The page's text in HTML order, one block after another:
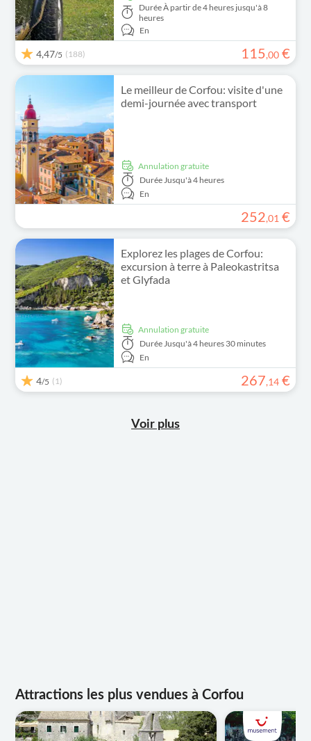
DuréeÀ partir de 4 heures jusqu'à 8
heures
En
4,47/5 (188) 115,00 €
Le meilleur de Corfou: visite d'une
demi-journée avec transport
Annulation gratuite
Durée Jusqu'à 4 heures
En
252,01 €
Explorez les plages de Corfou:
excursion à terre à Paleokastritsa
et Glyfada
Annulation gratuite
Durée Jusqu'à 4 heures 30 minutes
En
4/5 (1) 267,14 €
Voir plus
Attractions les plus vendues à Corfou